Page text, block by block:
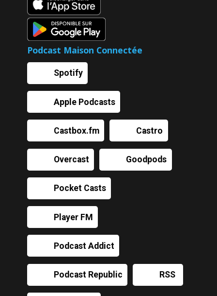
Podcast Maison Connectée
Spotify
Apple Podcasts
Castbox.fm Castro
Overcast Goodpods
Pocket Casts
Player FM
Podcast Addict
Podcast Republic RSS